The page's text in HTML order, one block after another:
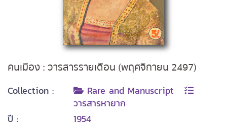
คนเมือง : วารสารรายเดือน (พฤศจิกายน 2497)
Collection :
Rare and Manuscript
วารสารหายาก
ปี :
1954